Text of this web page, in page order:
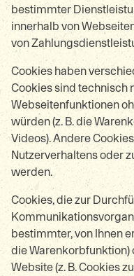
bestimmter
innerhalb von
von
Cookies haben
Cookies sind technisch
Webseitenfunktionen
würden (z. B. die
Videos). Andere
Nutzerverhaltens oder
werden.
Cookies, die zur
bestimmter, von Ihnen
die
Website (z. B. Cookies